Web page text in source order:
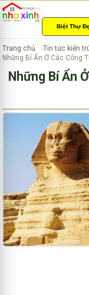
Biệt Thự
Trang chủ
Tin tức kiến
Những Bí Ẩn Ở Các Công
Những Bí Ẩn